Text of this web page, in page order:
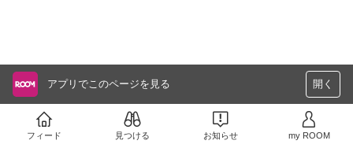
アプリでこのページを見る 開く
フィード 見つける お知らせ my ROOM